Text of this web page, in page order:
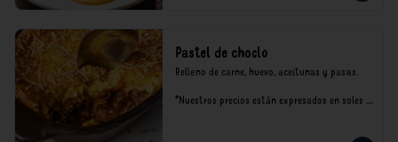
Pastel de choclo
Relleno de carne, huevo, aceitunas y pasas.
*Nuestros precios están expresados en soles e